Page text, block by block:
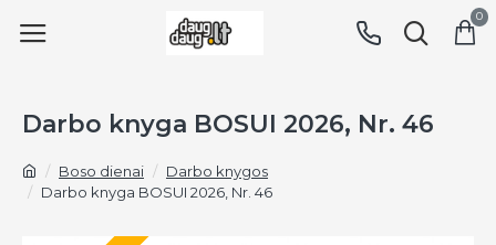
0
Boso dienai
Darbo knygos
Darbo knyga BOSUI 2026, Nr. 46
Darbo knyga BOSUI 2026, Nr. 46